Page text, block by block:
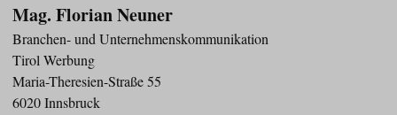
Mag. Florian Neuner
Branchen- und Unternehmenskommunikation
Tirol Werbung
Maria-Theresien-Straße 55
6020 Innsbruck